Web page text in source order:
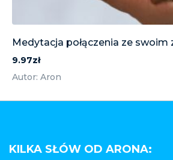
Medytacja połączenia ze swoim
9.97zł
Autor: Aron
KILKA SŁÓW OD ARONA: